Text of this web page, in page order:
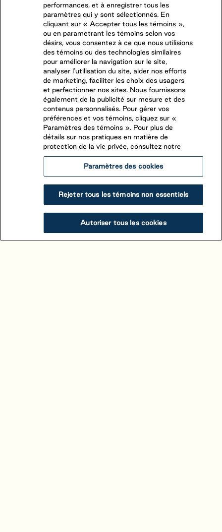
Saint-Mathieu-de-Beloeil,Québec
performances, et à enregistrer tous les
paramètres qui y sont sélectionnés. En
cliquant sur « Accepter tous les témoins »,
ou en paramétrant les témoins selon vos
désirs, vous consentez à ce que nous utilisions
des témoins ou des technologies similaires
pour améliorer la navigation sur le site,
analyser l’utilisation du site, aider nos efforts
de marketing, faciliter les choix des usagers
et perfectionner nos sites. Nous fournissons
également de la publicité sur mesure et des
contenus personnalisés. Pour gérer vos
préférences et vos témoins, cliquez sur «
Paramètres des témoins ». Pour plus de
détails sur nos pratiques en matière de
protection de la vie privée, consultez notre
Paramètres des cookies
Rejeter tous les témoins non essentiels
Autoriser tous les cookies